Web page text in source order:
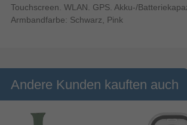
Touchscreen. WLAN. GPS. Akku-/
Armbandfarbe: Schwarz, Pink
Andere Kunden kauften auch